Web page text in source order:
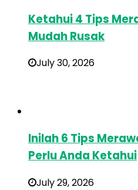
Ketahui 4 Tips
Mudah Rusak
July 30, 2026
Inilah 6 Tips
Perlu Anda Ketahui
July 29, 2026